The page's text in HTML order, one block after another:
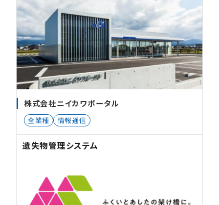
株式会社ニイカワポータル
全業種 情報通信
遺失物管理システム